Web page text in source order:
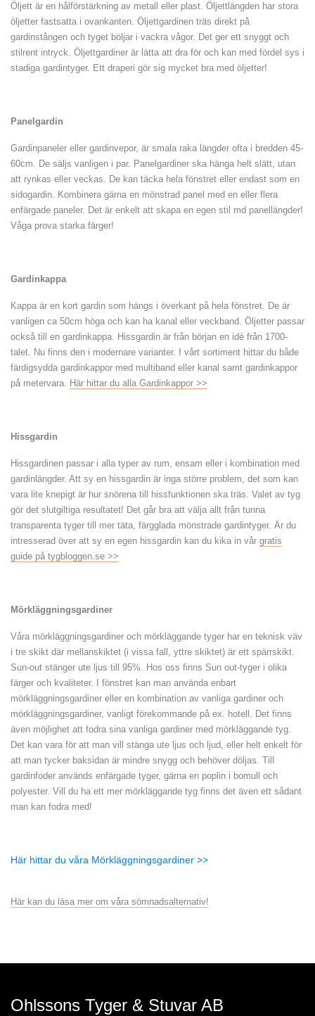
Öljett är en hålförstärkning av metall eller plast. Öljettlängden har stora
öljetter fastsatta i ovankanten. Öljettgardinen träs direkt på
gardinstången och tyget böljar i vackra vågor. Det ger ett snyggt och
stilrent intryck. Öljettgardiner är lätta att dra för och kan med fördel sys i
stadiga gardintyger. Ett draperi gör sig mycket bra med öljetter!
Panelgardin
Gardinpaneler eller gardinvepor, är smala raka längder ofta i bredden 45-
60cm. De säljs vanligen i par. Panelgardiner ska hänga helt slätt, utan
att rynkas eller veckas. De kan täcka hela fönstret eller endast som en
sidogardin. Kombinera gärna en mönstrad panel med en eller flera
enfärgade paneler. Det är enkelt att skapa en egen stil md panellängder!
Våga prova starka färger!
Gardinkappa
Kappa är en kort gardin som hängs i överkant på hela fönstret. De är
vanligen ca 50cm höga och kan ha kanal eller veckband. Öljetter passar
också till en gardinkappa. Hissgardin är från början en idé från 1700-
talet. Nu finns den i modernare varianter. I vårt sortiment hittar du både
färdigsydda gardinkappor med multiband eller kanal samt gardinkappor
på metervara. Här hittar du alla Gardinkappor >>
Hissgardin
Hissgardinen passar i alla typer av rum, ensam eller i kombination med
gardinlängder. Att sy en hissgardin är inga större problem, det som kan
vara lite knepigt är hur snörena till hissfunktionen ska träs. Valet av tyg
gör det slutgiltiga resultatet! Det går bra att välja allt från tunna
transparenta tyger till mer täta, färgglada mönstrade gardintyger. Är du
intresserad över att sy en egen hissgardin kan du kika in vår gratis
guide på tygbloggen.se >>
Mörkläggningsgardiner
Våra mörkläggningsgardiner och mörkläggande tyger har en teknisk väv
i tre skikt där mellanskiktet (i vissa fall, yttre skiktet) är ett spärrskikt.
Sun-out stänger ute ljus till 95%. Hos oss finns Sun out-tyger i olika
färger och kvaliteter. I fönstret kan man använda enbart
mörkläggningsgardiner eller en kombination av vanliga gardiner och
mörkläggningsgardiner, vanligt förekommande på ex. hotell. Det finns
även möjlighet att fodra sina vanliga gardiner med mörkläggande tyg.
Det kan vara för att man vill stänga ute ljus och ljud, eller helt enkelt för
att man tycker baksidan är mindre snygg och behöver döljas. Till
gardinfoder används enfärgade tyger, gärna en poplin i bomull och
polyester. Vill du ha ett mer mörkläggande tyg finns det även ett sådant
man kan fodra med!
Här hittar du våra Mörkläggningsgardiner >>
Här kan du läsa mer om våra sömnadsalternativ!
Ohlssons Tyger & Stuvar AB